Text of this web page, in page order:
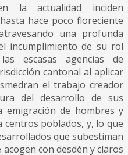
la actualidad inciden
hace poco floreciente
una profunda
incumplimiento de su rol
escasas agencias de
cantonal al aplicar
el trabajo creador
del desarrollo de sus
emigración de hombres y
poblados, y, lo que
que subestiman
con desdén y claros